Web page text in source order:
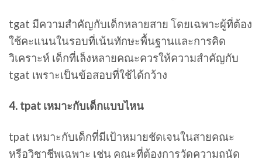
tgat มีความสำคัญกับเด็กหลายสาย โดยเฉพาะผู้ที่ต้อง
ใช้คะแนนในรอบที่เน้นทักษะพื้นฐานและการคิด
วิเคราะห์ เด็กที่เล็งหลายคณะควรให้ความสำคัญกับ
tgat เพราะเป็นข้อสอบที่ใช้ได้กว้าง
4. tpat เหมาะกับเด็กแบบไหน
tpat เหมาะกับเด็กที่มีเป้าหมายชัดเจนในสายคณะ
หรือวิชาชีพเฉพาะ เช่น คณะที่ต้องการวัดความถนัด